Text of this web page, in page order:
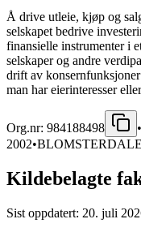
Å drive utleie, kjøp og
selskapet bedrive
finansielle instrumenter i
selskaper og andre
drift av
man har eierinteresser
Org.nr: 984188498 •
2002•
Kildebelagte
Sist oppdatert: 20. juli